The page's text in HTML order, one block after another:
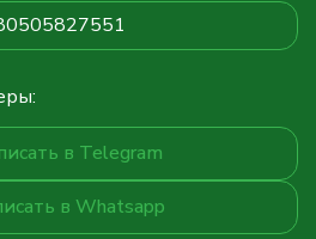
в Telegram
в Whatsapp